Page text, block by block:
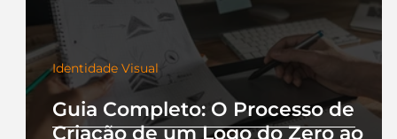
Guia Completo: O Processo de
Criação de um Logo do Zero ao
Identidade Visual